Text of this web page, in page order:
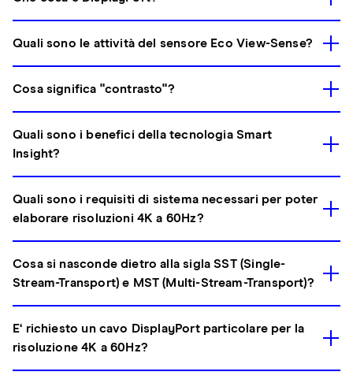
Quali sono le attività del sensore Eco View-Sense?
Cosa significa "contrasto"?
Quali sono i benefici della tecnologia Smart
Insight?
Quali sono i requisiti di sistema necessari per poter
elaborare risoluzioni 4K a 60Hz?
Cosa si nasconde dietro alla sigla SST (Single-
Stream-Transport) e MST (Multi-Stream-Transport)?
E‘ richiesto un cavo DisplayPort particolare per la
risoluzione 4K a 60Hz?